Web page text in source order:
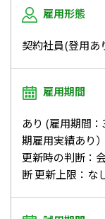
雇用形態
契約社員(登用あ
雇用期間
あり (雇用期間
期雇用実績あり
更新時の判断：
断 更新上限：な